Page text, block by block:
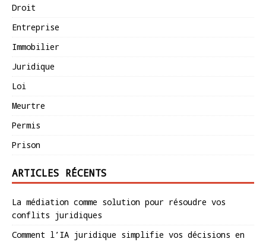
Droit
Entreprise
Immobilier
Juridique
Loi
Meurtre
Permis
Prison
ARTICLES RÉCENTS
La médiation comme solution pour résoudre vos
conflits juridiques
Comment l’IA juridique simplifie vos décisions en